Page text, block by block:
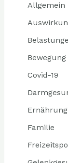
Allgemein
Bewegung
Covid-19
Ernährung
Familie